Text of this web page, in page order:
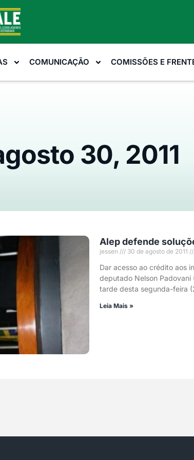
COMUNICAÇÃO COMISSÕES E
30, 2011
Alep defende
jessen 30 de agosto de 2011
Dar acesso ao crédito aos
deputado Nelson Padovani
tarde desta segunda-feira
Leia Mais »